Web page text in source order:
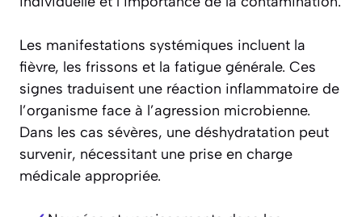
Les manifestations systémiques incluent la
fièvre, les frissons et la fatigue générale. Ces
signes traduisent une réaction inflammatoire de
l’organisme face à l’agression microbienne.
Dans les cas sévères, une déshydratation peut
survenir, nécessitant une prise en charge
médicale appropriée.